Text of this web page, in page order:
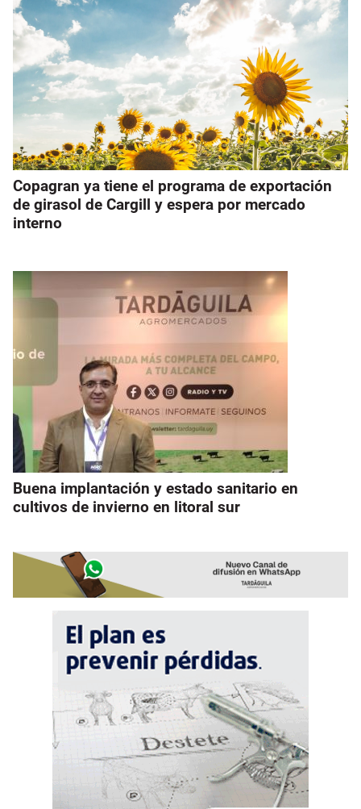
Copagran ya tiene el programa de exportación
de girasol de Cargill y espera por mercado
interno
Buena implantación y estado sanitario en
cultivos de invierno en litoral sur